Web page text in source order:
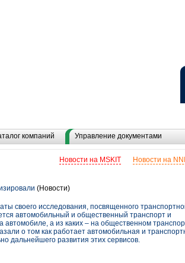
компаний Управление документами
Новости на
Новости на MSKIT
(Новости)
своего исследования, посвященного
автомобильный и общественный транспорт и
автомобиле, а из каких – на общественном
о том как работает автомобильная и
дальнейшего развития этих сервисов.